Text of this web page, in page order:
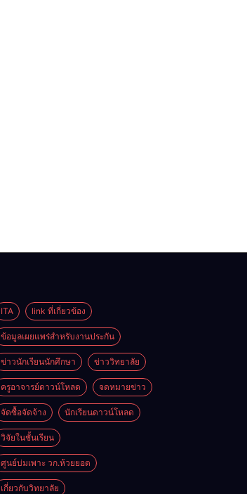
ITA link ที่เกี่ยวข้อง
ข้อมูลเผยแพร่สำหรับงานประกัน
ข่าวนักเรียนนักศึกษา ข่าววิทยาลัย
ครูอาจารย์ดาวน์โหลด จดหมายข่าว
จัดซื้อจัดจ้าง นักเรียนดาวน์โหลด
วิจัยในชั้นเรียน
ศูนย์บ่มเพาะ วก.ห้วยยอด
เกี่ยวกับวิทยาลัย